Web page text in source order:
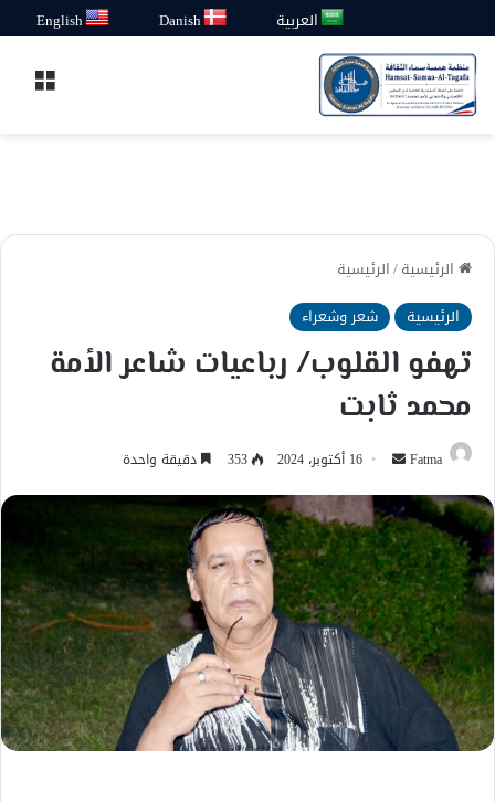
العربية Danish
English
الرئيسية/الرئيسية
الرئيسية
شعر وشعراء
تهفو القلوب/ رباعيات شاعر الأمة
محمد ثابت
Fatma
أرسل
إلكترونيا
16 أكتوبر، 2024 353 دقيقة واحدة